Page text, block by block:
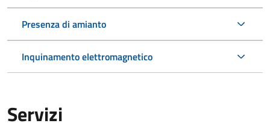
Presenza di amianto
Inquinamento elettromagnetico
Servizi